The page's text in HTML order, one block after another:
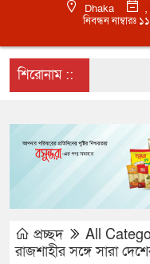
Dhaka
নিবন্ধন নাম্বারঃ
শিরোনাম ::
প্রচ্ছদ All
রাজশাহীর সঙ্গে সারা